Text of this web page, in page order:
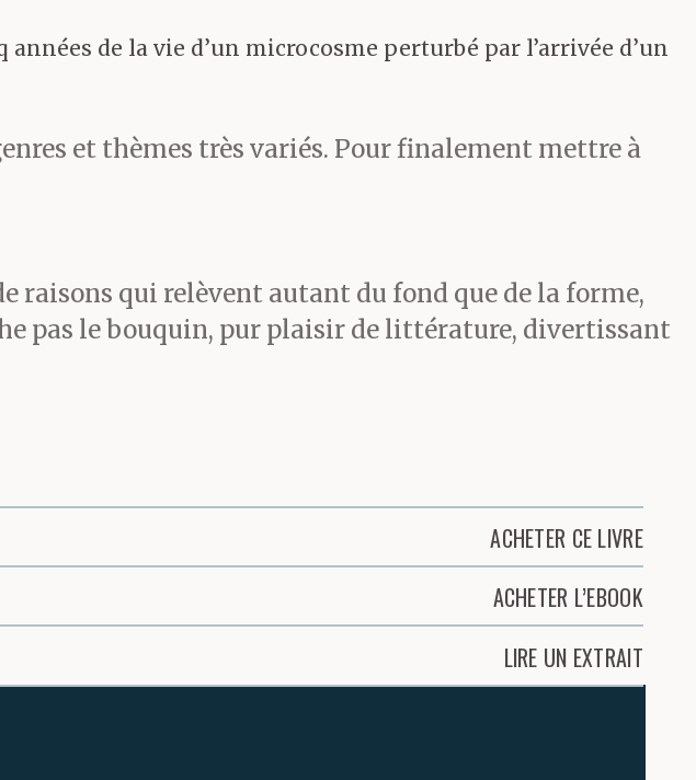
années de la vie d’un microcosme perturbé par l’arrivée d’un
et thèmes très variés. Pour finalement mettre à
raisons qui relèvent autant du fond que de la forme,
pas le bouquin, pur plaisir de littérature, divertissant
ACHETER CE LIVRE
ACHETER L’EBOOK
LIRE UN EXTRAIT